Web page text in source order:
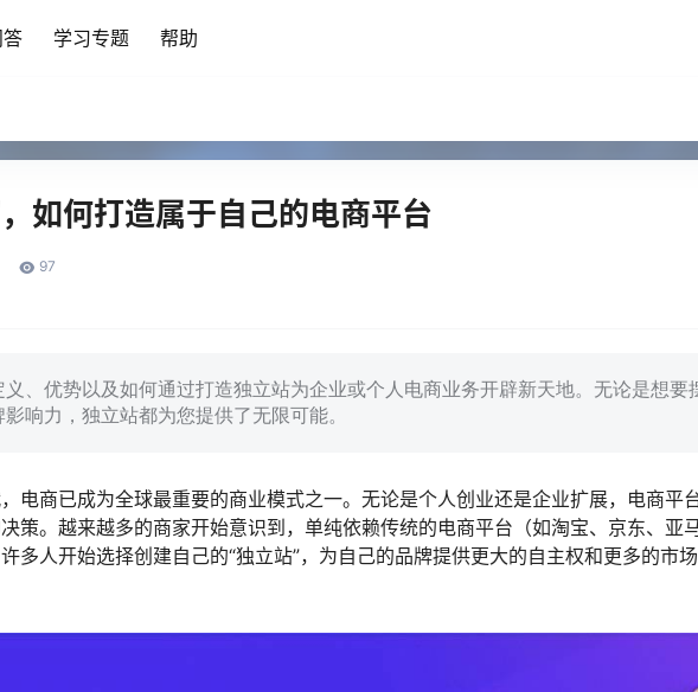
答 学习专题 帮助
如何打造属于自己的电商平台
97
、优势以及如何通过打造独立站为企业或个人电商业务开辟新天地。无论是想要
响力，独立站都为您提供了无限可能。
电商已成为全球最重要的商业模式之一。无论是个人创业还是企业扩展，电商平
策。越来越多的商家开始意识到，单纯依赖传统的电商平台（如淘宝、京东、亚
多人开始选择创建自己的“独立站”，为自己的品牌提供更大的自主权和更多的市